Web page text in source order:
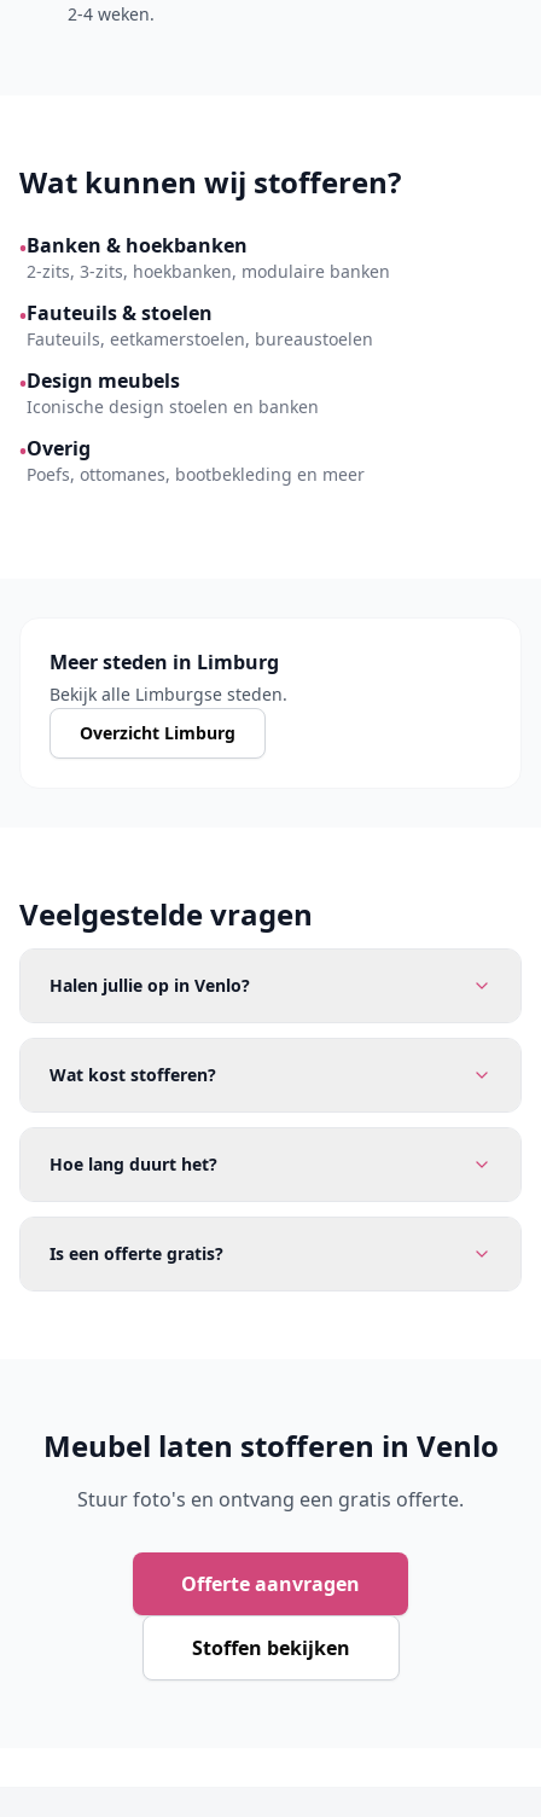
2-4 weken.
Wat kunnen wij stofferen?
•Banken & hoekbanken
2-zits, 3-zits, hoekbanken, modulaire banken
•Fauteuils & stoelen
Fauteuils, eetkamerstoelen, bureaustoelen
•Design meubels
Iconische design stoelen en banken
•Overig
Poefs, ottomanes, bootbekleding en meer
Meer steden in Limburg
Bekijk alle Limburgse steden.
Overzicht Limburg
Veelgestelde vragen
Halen jullie op in Venlo?
Wat kost stofferen?
Hoe lang duurt het?
Is een offerte gratis?
Meubel laten stofferen in Venlo
Stuur foto's en ontvang een gratis offerte.
Offerte aanvragen
Stoffen bekijken